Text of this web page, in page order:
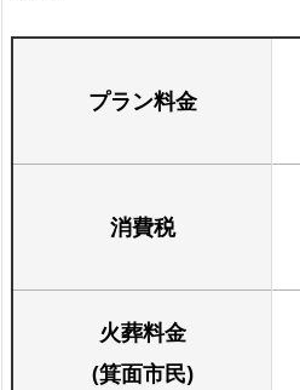
お骨壺セ
骨壺と骨箱
プラン料金
消費税
火葬料金
(箕面市民)